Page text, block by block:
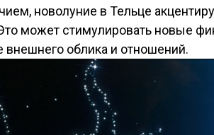
новолуние в Тельце
может стимулировать новые
внешнего облика и отношений.